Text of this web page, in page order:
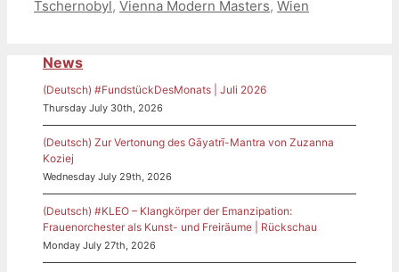
Tschernobyl, Vienna Modern Masters, Wien
News
(Deutsch) #FundstückDesMonats | Juli 2026
Thursday July 30th, 2026
(Deutsch) Zur Vertonung des Gāyatrī-Mantra von Zuzanna
Koziej
Wednesday July 29th, 2026
(Deutsch) #KLEO – Klangkörper der Emanzipation:
Frauenorchester als Kunst- und Freiräume | Rückschau
Monday July 27th, 2026